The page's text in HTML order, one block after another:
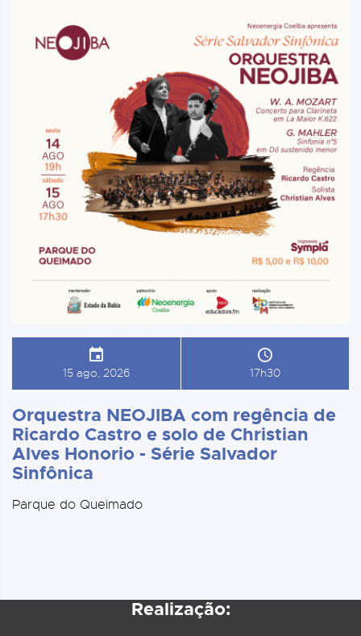
15 ago, 2026 17h30
Orquestra NEOJIBA com regência de
Ricardo Castro e solo de Christian
Alves Honorio - Série Salvador
Sinfônica
Parque do Queimado
Realização: